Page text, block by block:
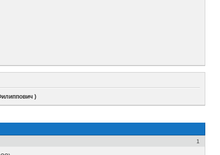
)
1